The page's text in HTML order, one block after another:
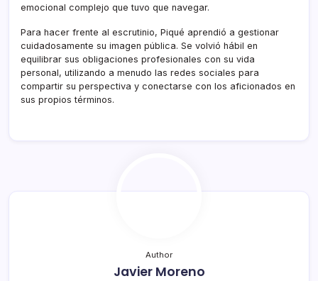
emocional complejo que tuvo que navegar.
Para hacer frente al escrutinio, Piqué aprendió a gestionar
cuidadosamente su imagen pública. Se volvió hábil en
equilibrar sus obligaciones profesionales con su vida
personal, utilizando a menudo las redes sociales para
compartir su perspectiva y conectarse con los aficionados en
sus propios términos.
Author
Javier Moreno